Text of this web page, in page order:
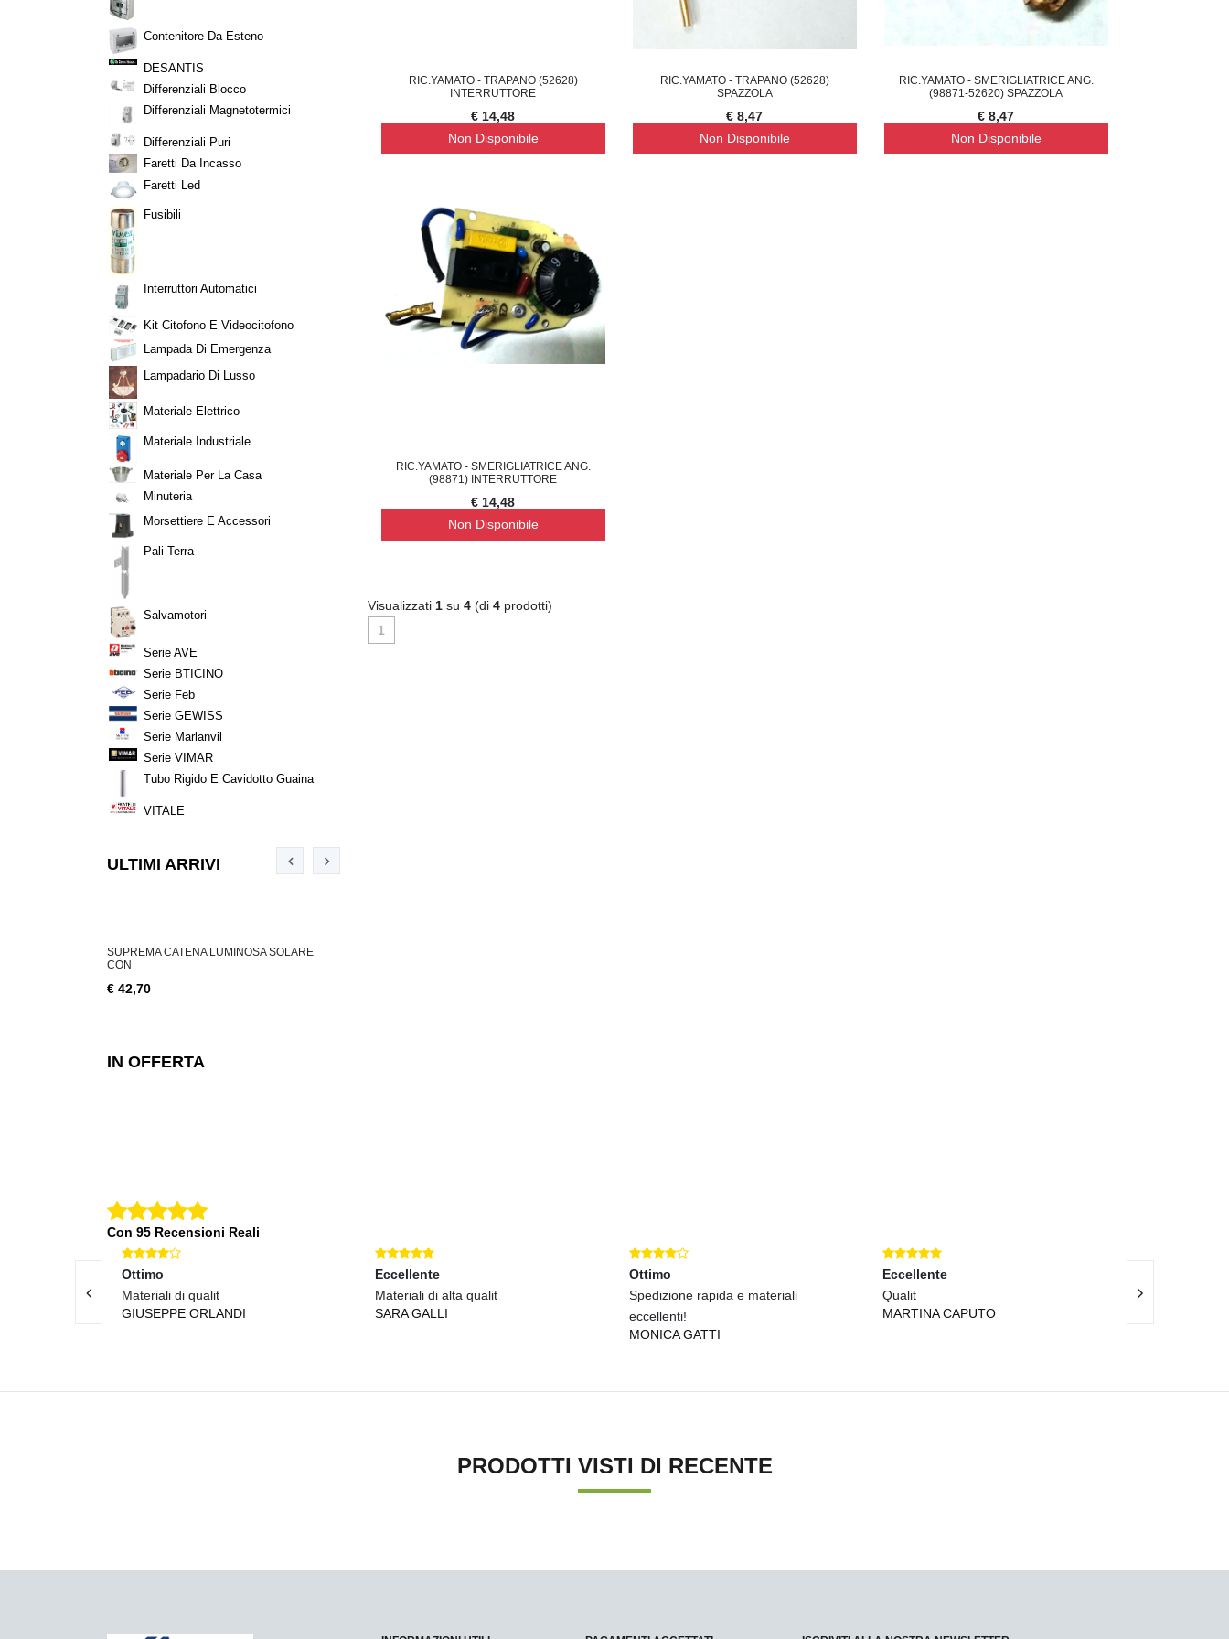
Contenitore Da Esteno
DESANTIS
Differenziali Blocco
Differenziali Magnetotermici
Differenziali Puri
Faretti Da Incasso
Faretti Led
Fusibili
Interruttori Automatici
Kit Citofono E Videocitofono
Lampada Di Emergenza
Lampadario Di Lusso
Materiale Elettrico
Materiale Industriale
Materiale Per La Casa
Minuteria
Morsettiere E Accessori
Pali Terra
Salvamotori
Serie AVE
Serie BTICINO
Serie Feb
Serie GEWISS
Serie Marlanvil
Serie VIMAR
Tubo Rigido E Cavidotto Guaina
VITALE
ULTIMI ARRIVI
SUPREMA CATENA LUMINOSA SOLARE
CON
€ 42,70
IN OFFERTA
RIC.YAMATO - TRAPANO (52628)
INTERRUTTORE
€ 14,48
Non Disponibile
RIC.YAMATO - TRAPANO (52628)
SPAZZOLA
€ 8,47
Non Disponibile
RIC.YAMATO - SMERIGLIATRICE ANG.
(98871-52620) SPAZZOLA
€ 8,47
Non Disponibile
RIC.YAMATO - SMERIGLIATRICE ANG.
(98871) INTERRUTTORE
€ 14,48
Non Disponibile
Visualizzati 1 su 4 (di 4 prodotti)
1
Con 95 Recensioni Reali
Ottimo
Materiali di qualit
GIUSEPPE ORLANDI
Eccellente
Materiali di alta qualit
SARA GALLI
Ottimo
Spedizione rapida e materiali
eccellenti!
MONICA GATTI
Eccellente
Qualit
MARTINA CAPUTO
Materiali di
PRODOTTI VISTI DI RECENTE